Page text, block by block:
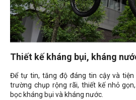
Thiết kế kháng bụi, kháng
Để tự tin, tăng độ đáng tin cậy và
trường chụp rộng rãi, thiết kế nhỏ
bọc kháng bụi và kháng nước.